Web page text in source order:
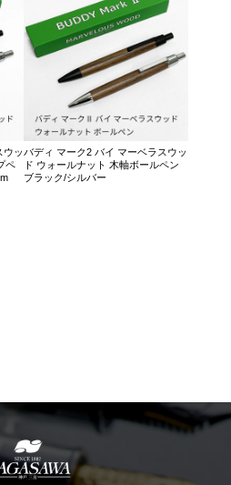
ウッ
ペ
バディ マーク2 バイ マーベラスウッ
ド ウォールナット 木軸ボールペン
ブラック/シルバー